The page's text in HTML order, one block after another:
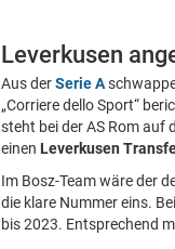
Leverkusen
Aus derSerie A
„Corriere dello Sport“
steht bei der AS Rom auf
einen Leverkusen
Im Bosz-Team wäre der
die klare Nummer eins.
bis 2023. Entsprechend